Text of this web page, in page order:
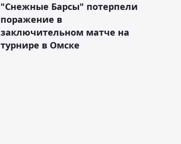
"Снежные Барсы" потерпели
поражение в
заключительном матче на
турнире в Омске